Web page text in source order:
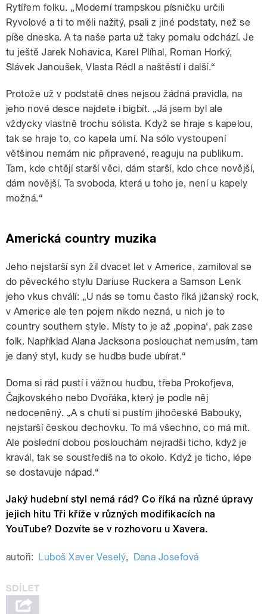
Rytířem folku. „Moderní trampskou písničku určili
Ryvolové a ti to měli nažitý, psali z jiné podstaty, než se
píše dneska. A ta naše parta už taky pomalu odchází. Je
tu ještě Jarek Nohavica, Karel Plíhal, Roman Horký,
Slávek Janoušek, Vlasta Rédl a naštěstí i další.“
Protože už v podstatě dnes nejsou žádná pravidla, na
jeho nové desce najdete i bigbít. „Já jsem byl ale
vždycky vlastně trochu sólista. Když se hraje s kapelou,
tak se hraje to, co kapela umí. Na sólo vystoupení
většinou nemám nic připravené, reaguju na publikum.
Tam, kde chtějí starší věci, dám starší, kdo chce novější,
dám novější. Ta svoboda, která u toho je, není u kapely
možná.“
Americká country muzika
Jeho nejstarší syn žil dvacet let v Americe, zamiloval se
do pěveckého stylu Dariuse Ruckera a Samson Lenk
jeho vkus chválí: „U nás se tomu často říká jižanský rock,
v Americe ale ten pojem nikdo nezná, u nich je to
country southern style. Místy to je až ‚popina‘, pak zase
folk. Například Alana Jacksona poslouchat nemusím, tam
je daný styl, kudy se hudba bude ubírat.“
Doma si rád pustí i vážnou hudbu, třeba Prokofjeva,
Čajkovského nebo Dvořáka, který je podle něj
nedoceněný. „A s chutí si pustím jihočeské Babouky,
nejstarší českou dechovku. To má všechno, co má mít.
Ale poslední dobou poslouchám nejradši ticho, když je
kravál, tak se soustředíš na to okolo. Když je ticho, lépe
se dostavuje nápad.“
Jaký hudební styl nemá rád? Co říká na různé úpravy
jejich hitu Tři kříže v různých modifikacích na
YouTube? Dozvíte se v rozhovoru u Xavera.
autoři: Luboš Xaver Veselý, Dana Josefová